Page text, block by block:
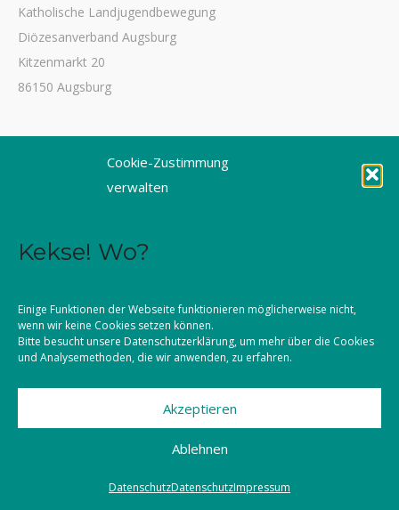
Cookie-Zustimmung
verwalten
Kekse! Wo?
Einige Funktionen der Webseite funktionieren möglicherweise nicht,
wenn wir keine Cookies setzen können.
Bitte besucht unsere Datenschutzerklärung, um mehr über die Cookies
und Analysemethoden, die wir anwenden, zu erfahren.
Akzeptieren
Ablehnen
DatenschutzDatenschutzImpressum
Katholische Landjugendbewegung
Diözesanverband Augsburg
Kitzenmarkt 20
86150 Augsburg
Fax 0821 3166-3459
E-Mail: dioezesanstelle@kljb-augsburg.de
Impressum
Kontakt
©2026 KLJB Augsburg